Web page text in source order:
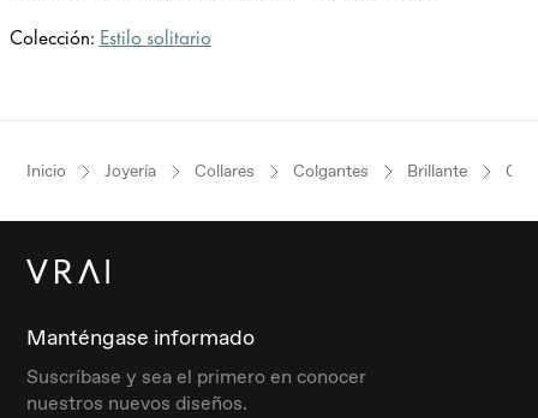
Colección: Estilo solitario
Inicio Joyería Collares Colgantes Brillante
Manténgase informado
Suscríbase y sea el primero en conocer
nuestros nuevos diseños.